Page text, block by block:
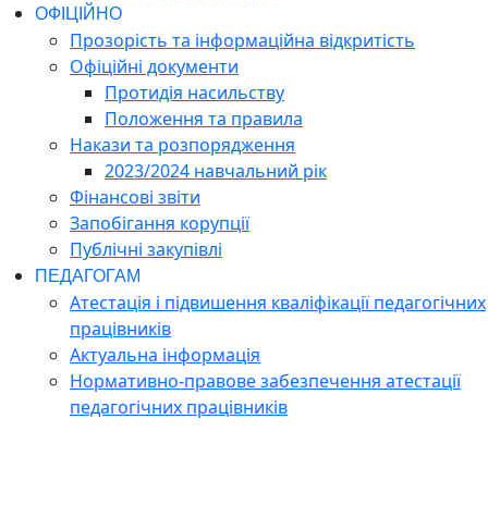
ОФІЦІЙНО
Прозорість та інформаційна відкритість
Офіційні документи
Протидія насильству
Положення та правила
Накази та розпорядження
2023/2024 навчальний рік
Фінансові звіти
Запобігання корупції
Публічні закупівлі
ПЕДАГОГАМ
Атестація і підвишення кваліфікації педагогічних
працівників
Актуальна інформація
Нормативно-правове забезпечення атестації
педагогічних працівників